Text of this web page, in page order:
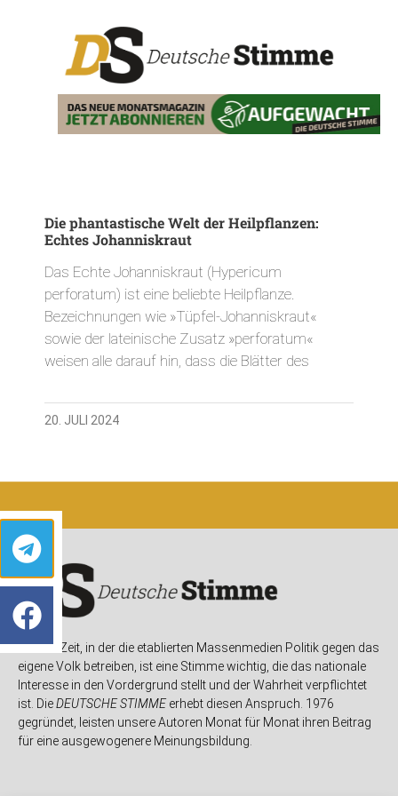
Die phantastische Welt der Heilpflanzen:
Echtes Johanniskraut
Das Echte Johanniskraut (Hypericum
perforatum) ist eine beliebte Heilpflanze.
Bezeichnungen wie »Tüpfel-Johanniskraut«
sowie der lateinische Zusatz »perforatum«
weisen alle darauf hin, dass die Blätter des
20. JULI 2024
In einer Zeit, in der die etablierten Massenmedien Politik gegen das
eigene Volk betreiben, ist eine Stimme wichtig, die das nationale
Interesse in den Vordergrund stellt und der Wahrheit verpflichtet
ist. DieDEUTSCHE STIMMEerhebt diesen Anspruch. 1976
gegründet, leisten unsere Autoren Monat für Monat ihren Beitrag
für eine ausgewogenere Meinungsbildung.